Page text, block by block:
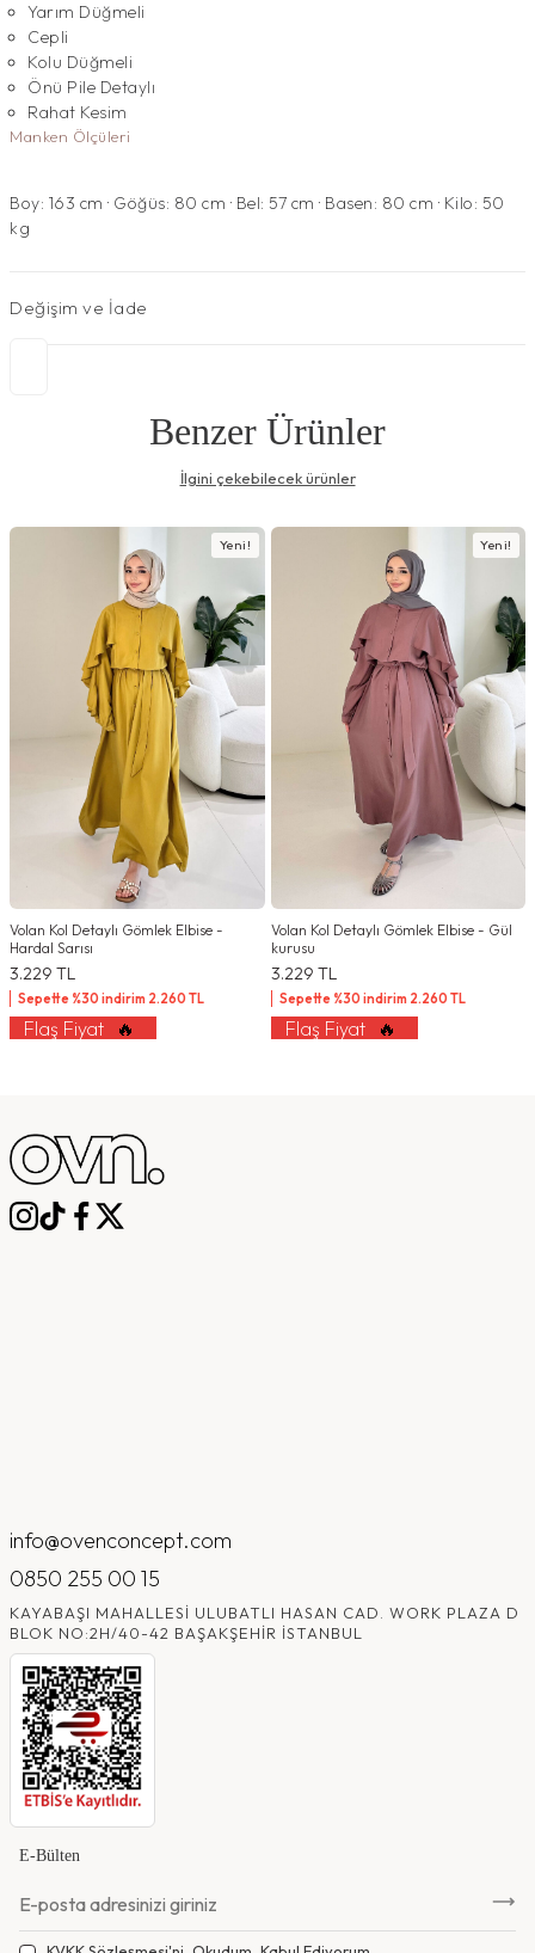
Yarım Düğmeli
Cepli
Kolu Düğmeli
Önü Pile Detaylı
Rahat Kesim
Manken Ölçüleri
Boy: 163 cm · Göğüs: 80 cm · Bel: 57 cm · Basen: 80 cm · Kilo: 50
kg
Değişim ve İade
Benzer Ürünler
İlgini çekebilecek ürünler
Yeni!
Volan Kol Detaylı Gömlek Elbise -
Hardal Sarısı
3.229 TL
Sepette %30 indirim 2.260TL
Flaş Fiyat 🔥
Yeni!
Volan Kol Detaylı Gömlek Elbise - Gül
kurusu
3.229 TL
Sepette %30 indirim 2.260TL
Flaş Fiyat 🔥
info@ovenconcept.com
0850 255 00 15
KAYABAŞI MAHALLESI ULUBATLI HASAN CAD. WORK PLAZA D
BLOK NO:2H/40-42 BAŞAKŞEHIR İSTANBUL
E-Bülten